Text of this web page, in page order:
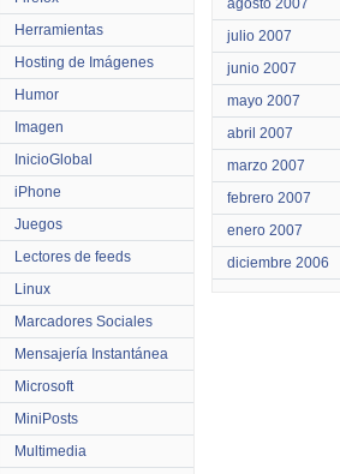
Herramientas
Hosting de Imágenes
Humor
Imagen
InicioGlobal
iPhone
Juegos
Lectores de feeds
Linux
Marcadores Sociales
Mensajería Instantánea
Microsoft
MiniPosts
Multimedia
agosto 2007
julio 2007
junio 2007
mayo 2007
abril 2007
marzo 2007
febrero 2007
enero 2007
diciembre 2006